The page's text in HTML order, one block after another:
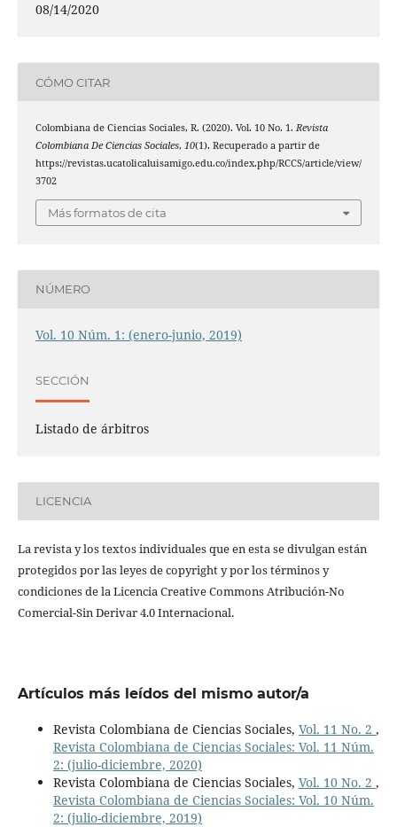
08/14/2020
CÓMO CITAR
Colombiana de Ciencias Sociales, R. (2020). Vol. 10 No. 1. Revista
Colombiana De Ciencias Sociales, 10(1). Recuperado a partir de
https://revistas.ucatolicaluisamigo.edu.co/index.php/RCCS/article/view/
3702
Más formatos de cita
NÚMERO
Vol. 10 Núm. 1: (enero-junio, 2019)
SECCIÓN
Listado de árbitros
LICENCIA
La revista y los textos individuales que en esta se divulgan están
protegidos por las leyes de copyright y por los términos y
condiciones de la Licencia Creative Commons Atribución-No
Comercial-Sin Derivar 4.0 Internacional.
Artículos más leídos del mismo autor/a
Revista Colombiana de Ciencias Sociales, Vol. 11 No. 2 ,
Revista Colombiana de Ciencias Sociales: Vol. 11 Núm.
2: (julio-diciembre, 2020)
Revista Colombiana de Ciencias Sociales, Vol. 10 No. 2 ,
Revista Colombiana de Ciencias Sociales: Vol. 10 Núm.
2: (julio-diciembre, 2019)